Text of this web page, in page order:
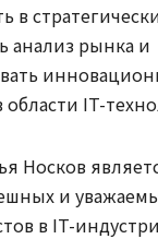
в
анализ рынка и
IT-
Носков
и
в IT-